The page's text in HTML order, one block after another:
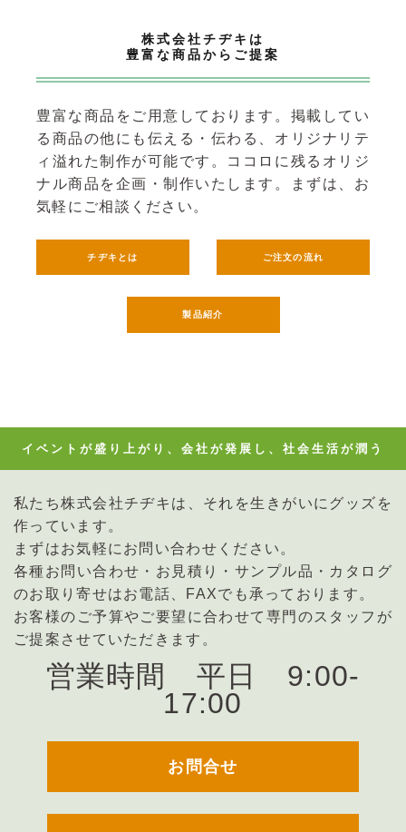
株式会社チヂキは
豊富な商品からご提案
豊富な商品をご用意しております。掲載してい
る商品の他にも伝える・伝わる、オリジナリテ
ィ溢れた制作が可能です。 ココロに残るオリジ
ナル商品を企画・制作いたします。まずは、お
気軽にご相談ください。
チヂキとは ご注文の流れ
製品紹介
イベントが盛り上がり、会社が発展し、社会生活が潤う
私たち株式会社チヂキは、それを生きがいにグッズを
作っています。
まずはお気軽にお問い合わせください。
各種お問い合わせ・お見積り・サンプル品・カタログ
のお取り寄せはお電話、FAXでも承っております。
お客様のご予算やご要望に合わせて専門のスタッフが
ご提案させていただきます。
営業時間 平日 9:00-
17:00
お問合せ